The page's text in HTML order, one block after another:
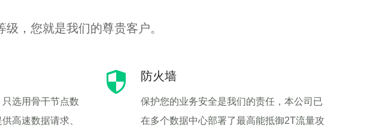
，您就是我们的尊贵客户。
选用骨干节点数
高速数据请求、
防火墙
保护您的业务安全是我们的责任，本公司已
在多个数据中心部署了最高能抵御2T流量攻